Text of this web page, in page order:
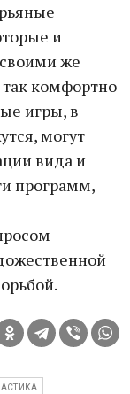
и
же
так комфортно
игры, в
могут
вида и
программ,